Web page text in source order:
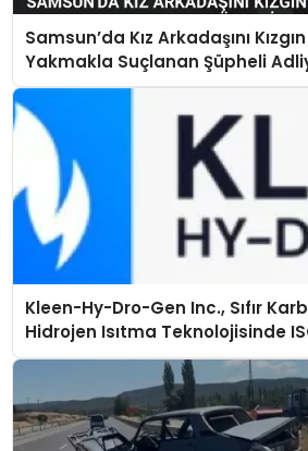
Samsun’da Kız Arkadaşını
Yakmakla Suçlanan Şüpheli
Kleen-Hy-Dro-Gen Inc., Sıfır
Hidrojen Isıtma Teknolojisinde
Düzenleyici Onaylarını Aldı